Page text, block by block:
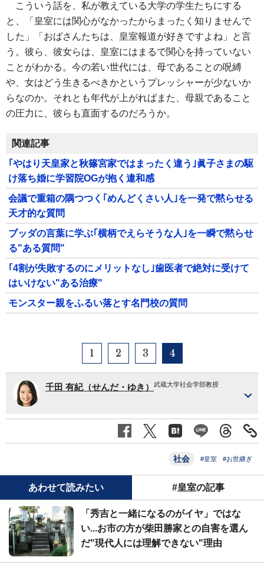
こういう話を、私が教えている大学の学生たちにする
と、「皇室には関心がなかったからまったく知りませんで
した」「おばさんたちは、皇室報道が好きですよね」と言
う。彼ら、彼女らは、皇室にはまるで関心を持っていない
ことがわかる。今の若い世代には、母であることの呪縛
や、女はどう生きるべきかというプレッシャーが少ないか
らなのか。それとも年代が上がればまた、母親であること
の圧力に、彼らも直面するのだろうか。
関連記事
｢やはり天皇家と秋篠宮家ではまったく違う｣眞子さまの駆
け落ち婚に学習院OGが抱く違和感
会議で重箱の隅つつく｢めんどくさい人｣を一発で黙らせる
天才的な質問
ブッダの言葉に学ぶ｢横柄でえらそうな人｣を一瞬で黙らせ
る"ある質問"
｢4割が失敗するのにメリットなし｣歯医者で絶対に受けて
はいけない"ある治療"
モンスター親をふるい落とす名門校の質問
1 2 3 4
千田 有紀（せんだ・ゆき） 武蔵大学社会学部教授
社会 #皇室 #お世継ぎ
あわせて読みたい #皇室の記事
「秀吉と一緒になるのがイヤ」ではな
い...お市の方が柴田勝家との自害を選ん
だ"現代人には理解できない"理由